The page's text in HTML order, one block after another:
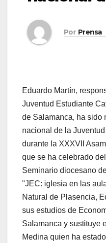
Por Prensa
Eduardo Martín,
Juventud Estudiante
de Salamanca, ha sido
nacional de la
durante la XXXVII
que se ha celebrado
Seminario diocesano
"JEC: iglesia en las
Natural de Plasencia,
sus estudios de
Salamanca y sustituye
Medina quien ha